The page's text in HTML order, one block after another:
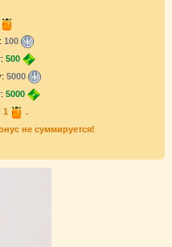
100
500
5000
5000
1
.
не суммируется!